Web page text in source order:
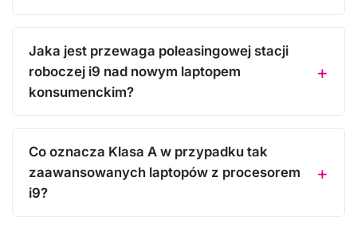
Jaka jest przewaga poleasingowej stacji
roboczej i9 nad nowym laptopem
konsumenckim?
Co oznacza Klasa A w przypadku tak
zaawansowanych laptopów z procesorem
i9?